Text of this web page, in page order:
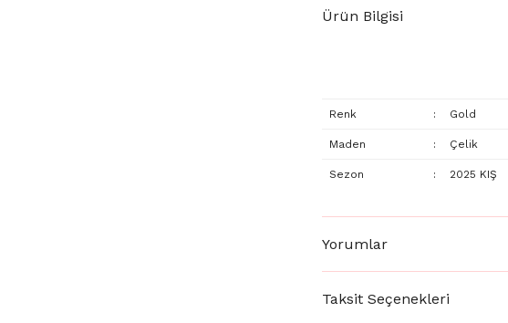
Ürün Bilgisi
Renk : Gold
Maden : Çelik
Sezon : 2025 KIŞ
Yorumlar
Taksit Seçenekleri